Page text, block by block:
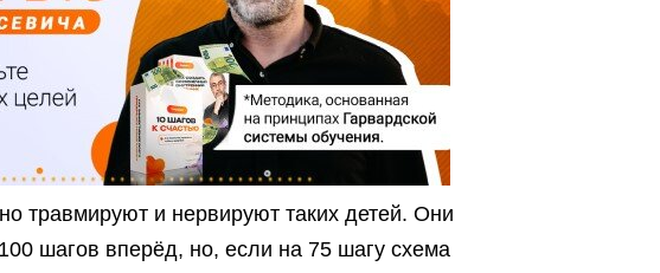
травмируют и нервируют таких детей. Они
шагов вперёд, но, если на 75 шагу схема